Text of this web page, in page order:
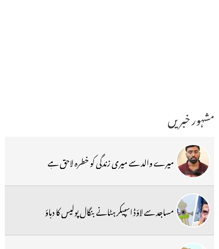
مشہور خبریں
میرے والد سے میری زندگی کو خطرہ لاحق ہے
مساجد سے لاؤڈ اسپیکر ہٹانے بنگال پولیس کا دباؤ